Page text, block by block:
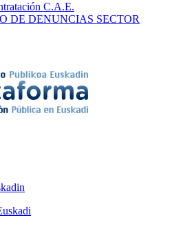
C.A.E.
DE DENUNCIAS SECTOR